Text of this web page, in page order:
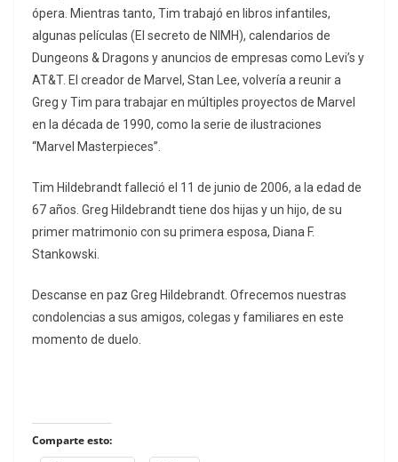
ópera. Mientras tanto, Tim trabajó en libros infantiles,
algunas películas (El secreto de NIMH), calendarios de
Dungeons & Dragons y anuncios de empresas como Levi’s y
AT&T. El creador de Marvel, Stan Lee, volvería a reunir a
Greg y Tim para trabajar en múltiples proyectos de Marvel
en la década de 1990, como la serie de ilustraciones
“Marvel Masterpieces”.
Tim Hildebrandt falleció el 11 de junio de 2006, a la edad de
67 años. Greg Hildebrandt tiene dos hijas y un hijo, de su
primer matrimonio con su primera esposa, Diana F.
Stankowski.
Descanse en paz Greg Hildebrandt. Ofrecemos nuestras
condolencias a sus amigos, colegas y familiares en este
momento de duelo.
Comparte esto: